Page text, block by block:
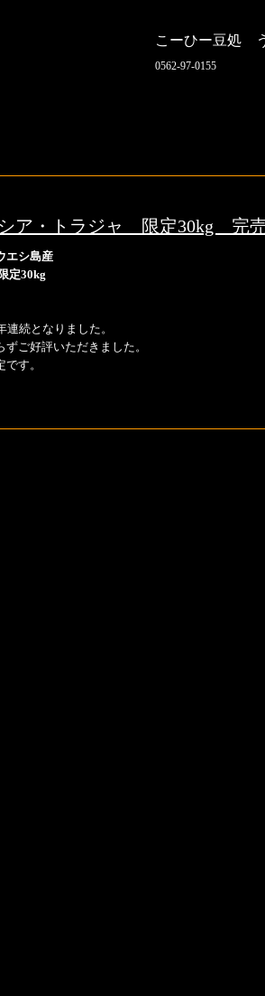
こーひー豆処
0562-97-0155
・トラジャ 限定30kg 完売
エシ島産
定30kg
続となりました。
ご好評いただきました。
す。